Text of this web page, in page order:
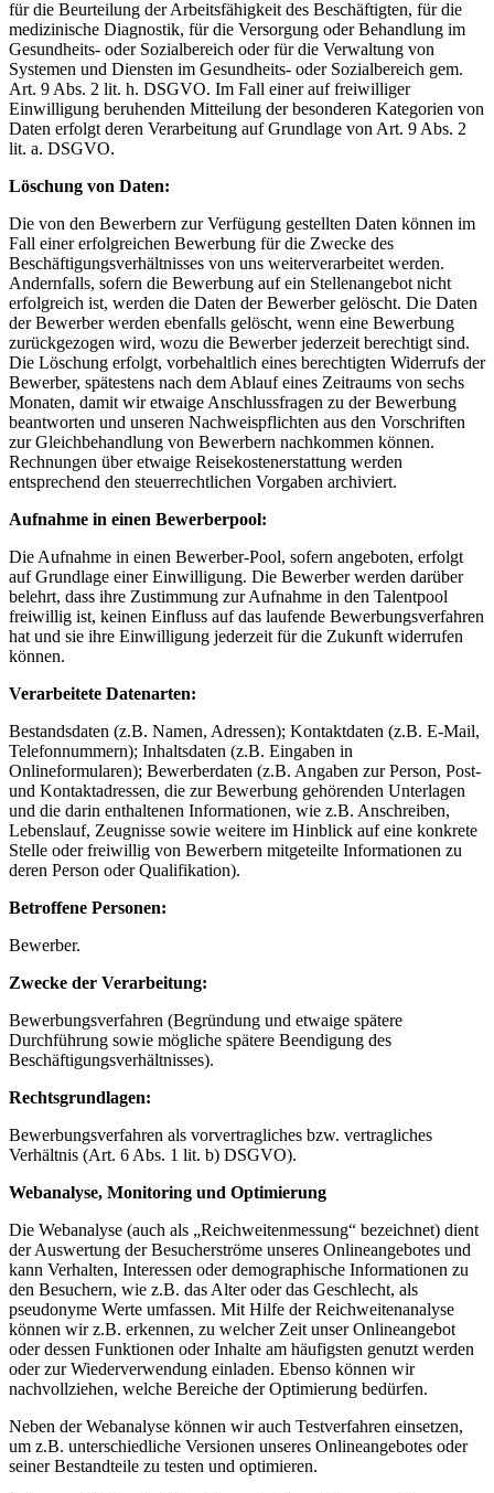
für die Beurteilung der Arbeitsfähigkeit des Beschäftigten, für die
medizinische Diagnostik, für die Versorgung oder Behandlung im
Gesundheits- oder Sozialbereich oder für die Verwaltung von
Systemen und Diensten im Gesundheits- oder Sozialbereich gem.
Art. 9 Abs. 2 lit. h. DSGVO. Im Fall einer auf freiwilliger
Einwilligung beruhenden Mitteilung der besonderen Kategorien von
Daten erfolgt deren Verarbeitung auf Grundlage von Art. 9 Abs. 2
lit. a. DSGVO.
Löschung von Daten:
Die von den Bewerbern zur Verfügung gestellten Daten können im
Fall einer erfolgreichen Bewerbung für die Zwecke des
Beschäftigungsverhältnisses von uns weiterverarbeitet werden.
Andernfalls, sofern die Bewerbung auf ein Stellenangebot nicht
erfolgreich ist, werden die Daten der Bewerber gelöscht. Die Daten
der Bewerber werden ebenfalls gelöscht, wenn eine Bewerbung
zurückgezogen wird, wozu die Bewerber jederzeit berechtigt sind.
Die Löschung erfolgt, vorbehaltlich eines berechtigten Widerrufs der
Bewerber, spätestens nach dem Ablauf eines Zeitraums von sechs
Monaten, damit wir etwaige Anschlussfragen zu der Bewerbung
beantworten und unseren Nachweispflichten aus den Vorschriften
zur Gleichbehandlung von Bewerbern nachkommen können.
Rechnungen über etwaige Reisekostenerstattung werden
entsprechend den steuerrechtlichen Vorgaben archiviert.
Aufnahme in einen Bewerberpool:
Die Aufnahme in einen Bewerber-Pool, sofern angeboten, erfolgt
auf Grundlage einer Einwilligung. Die Bewerber werden darüber
belehrt, dass ihre Zustimmung zur Aufnahme in den Talentpool
freiwillig ist, keinen Einfluss auf das laufende Bewerbungsverfahren
hat und sie ihre Einwilligung jederzeit für die Zukunft widerrufen
können.
Verarbeitete Datenarten:
Bestandsdaten (z.B. Namen, Adressen); Kontaktdaten (z.B. E-Mail,
Telefonnummern); Inhaltsdaten (z.B. Eingaben in
Onlineformularen); Bewerberdaten (z.B. Angaben zur Person, Post-
und Kontaktadressen, die zur Bewerbung gehörenden Unterlagen
und die darin enthaltenen Informationen, wie z.B. Anschreiben,
Lebenslauf, Zeugnisse sowie weitere im Hinblick auf eine konkrete
Stelle oder freiwillig von Bewerbern mitgeteilte Informationen zu
deren Person oder Qualifikation).
Betroffene Personen:
Bewerber.
Zwecke der Verarbeitung:
Bewerbungsverfahren (Begründung und etwaige spätere
Durchführung sowie mögliche spätere Beendigung des
Beschäftigungsverhältnisses).
Rechtsgrundlagen:
Bewerbungsverfahren als vorvertragliches bzw. vertragliches
Verhältnis (Art. 6 Abs. 1 lit. b) DSGVO).
Webanalyse, Monitoring und Optimierung
Die Webanalyse (auch als „Reichweitenmessung“ bezeichnet) dient
der Auswertung der Besucherströme unseres Onlineangebotes und
kann Verhalten, Interessen oder demographische Informationen zu
den Besuchern, wie z.B. das Alter oder das Geschlecht, als
pseudonyme Werte umfassen. Mit Hilfe der Reichweitenanalyse
können wir z.B. erkennen, zu welcher Zeit unser Onlineangebot
oder dessen Funktionen oder Inhalte am häufigsten genutzt werden
oder zur Wiederverwendung einladen. Ebenso können wir
nachvollziehen, welche Bereiche der Optimierung bedürfen.
Neben der Webanalyse können wir auch Testverfahren einsetzen,
um z.B. unterschiedliche Versionen unseres Onlineangebotes oder
seiner Bestandteile zu testen und optimieren.